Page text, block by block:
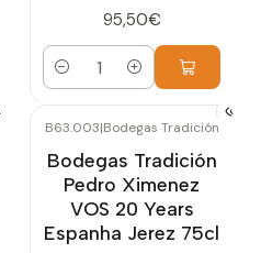
95,50€
Quantidade
B63.003|Bodegas Tradición
Bodegas Tradición
Pedro Ximenez
VOS 20 Years
Espanha Jerez 75cl